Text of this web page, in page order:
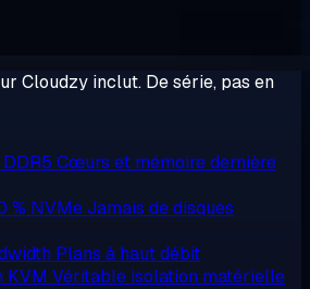
Cloudzy inclut. De série, pas en
DDR5 Cœurs et mémoire dernière
% NVMeJamais de disques
Plans à haut débit
KVM Véritable isolation matérielle